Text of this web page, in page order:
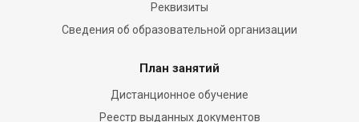
Реквизиты
Сведения об образовательной организации
План занятий
Дистанционное обучение
Реестр выданных документов